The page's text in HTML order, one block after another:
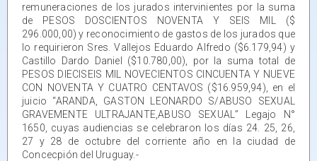
remuneraciones de los jurados intervinientes por la suma
de PESOS DOSCIENTOS NOVENTA Y SEIS MIL ($
296.000,00) y reconocimiento de gastos de los jurados que
lo requirieron Sres. Vallejos Eduardo Alfredo ($6.179,94) y
Castillo Dardo Daniel ($10.780,00), por la suma total de
PESOS DIECISEIS MIL NOVECIENTOS CINCUENTA Y NUEVE
CON NOVENTA Y CUATRO CENTAVOS ($16.959,94), en el
juicio “ARANDA, GASTON LEONARDO S/ABUSO SEXUAL
GRAVEMENTE ULTRAJANTE,ABUSO SEXUAL” Legajo N°
1650, cuyas audiencias se celebraron los días 24. 25, 26,
27 y 28 de octubre del corriente año en la ciudad de
Concecpión del Uruguay.-